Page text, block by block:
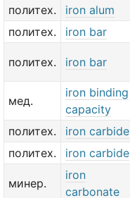
политех.
iron alum
политех.
iron bar
политех. iron bar
мед.
iron binding
capacity
политех.
iron carbide
политех.
iron carbide
минер.
iron
carbonate